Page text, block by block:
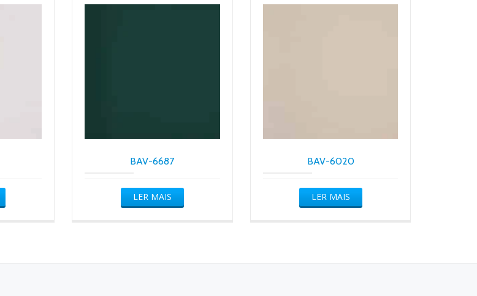
BAV-6687
LER MAIS
BAV-6020
LER MAIS